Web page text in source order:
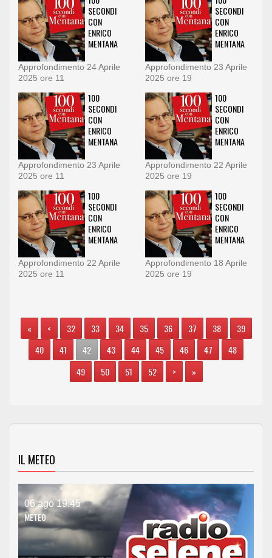
SECONDI
CON
ENRICO
MENTANA
Approfondimento 24 Aprile
2025 ore 11
SECONDI
CON
ENRICO
MENTANA
Approfondimento 23 Aprile
2025 ore 19
100
SECONDI
CON
ENRICO
MENTANA
Approfondimento 23 Aprile
2025 ore 11
100
SECONDI
CON
ENRICO
MENTANA
Approfondimento 22 Aprile
2025 ore 19
100
SECONDI
CON
ENRICO
MENTANA
Approfondimento 22 Aprile
2025 ore 11
100
SECONDI
CON
ENRICO
MENTANA
Approfondimento 18 Aprile
2025 ore 19
« < 32 33 34 35 36 37 38
39
40
41 42 43 44 45 46 47
48
49
50 51 52 > »
IL METEO
06 ago 19:45
METEO